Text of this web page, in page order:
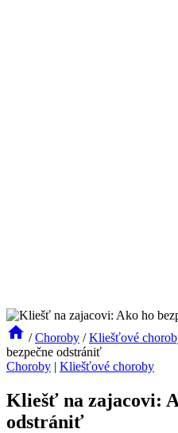
/ Choroby / Kliešťové
bezpečne odstrániť
Choroby | Kliešťové choroby
Kliešť na zajacovi:
odstrániť